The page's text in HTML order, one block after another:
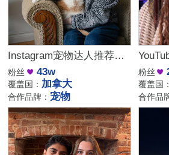
Instagram宠物达人推荐：加拿大猫咪生活博主，适合宠物品牌合作
粉丝 43w
覆盖国： 加拿大
合作品牌： 宠物
粉丝
覆盖国：
合作品